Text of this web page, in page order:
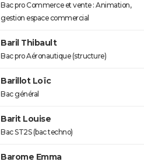
Bac pro Commerce et vente : Animation,
gestion espace commercial
Baril Thibault
Bac pro Aéronautique (structure)
Barillot Loïc
Bac général
Barit Louise
Bac ST2S (bac techno)
Barome Emma